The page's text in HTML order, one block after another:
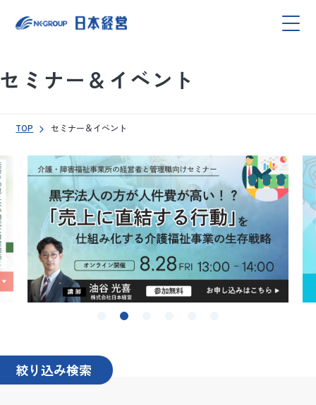
セミナー＆イベント
TOP セミナー＆イベント
絞り込み検索